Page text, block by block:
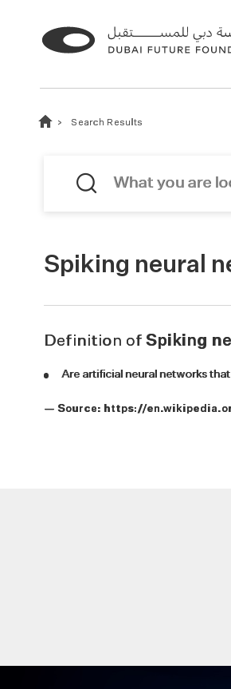
Search Results
Spiking neural
Definition ofSpiking
Are artificial neural networks
— Source: https://